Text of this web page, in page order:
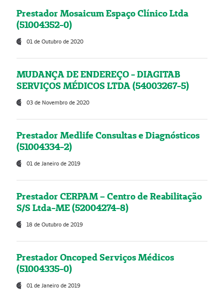
Prestador Mosaicum Espaço Clínico Ltda
(51004352-0)
01 de Outubro de 2020
MUDANÇA DE ENDEREÇO - DIAGITAB
SERVIÇOS MÉDICOS LTDA (54003267-5)
03 de Novembro de 2020
Prestador Medlife Consultas e Diagnósticos
(51004334-2)
01 de Janeiro de 2019
Prestador CERPAM – Centro de Reabilitação
S/S Ltda-ME (52004274-8)
18 de Outubro de 2019
Prestador Oncoped Serviços Médicos
(51004335-0)
01 de Janeiro de 2019